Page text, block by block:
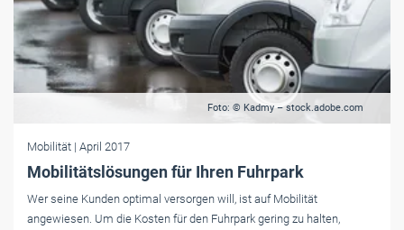
Foto: © Kadmy – stock.adobe.com
Mobilität | April 2017
Mobilitätslösungen für Ihren Fuhrpark
Wer seine Kunden optimal versorgen will, ist auf Mobilität
angewiesen. Um die Kosten für den Fuhrpark gering zu halten,